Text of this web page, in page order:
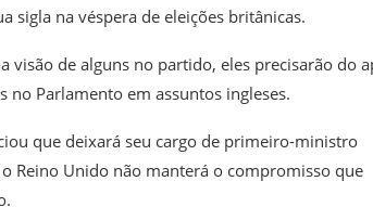
sigla na véspera de eleições britânicas.
visão de alguns no partido, eles precisarão do
no Parlamento em assuntos ingleses.
que deixará seu cargo de primeiro-ministro
Reino Unido não manterá o compromisso que